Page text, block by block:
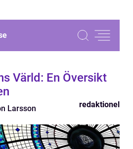
Värld: En Översikt
Larsson redaktionel